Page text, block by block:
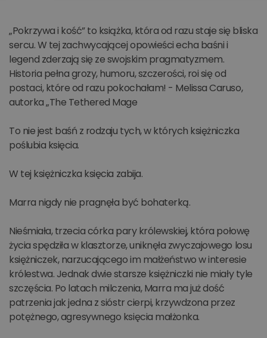
„Pokrzywa i kość” to książka, która od razu staje się bliska
sercu. W tej zachwycającej opowieści echa baśni i
legend zderzają się ze swojskim pragmatyzmem.
Historia pełna grozy, humoru, szczerości, roi się od
postaci, które od razu pokochałam! - Melissa Caruso,
autorka „The Tethered Mage
To nie jest baśń z rodzaju tych, w których księżniczka
poślubia księcia.
W tej księżniczka księcia zabija.
Marra nigdy nie pragnęła być bohaterką.
Nieśmiała, trzecia córka pary królewskiej, która połowę
życia spędziła w klasztorze, uniknęła zwyczajowego losu
księżniczek, narzucającego im małżeństwo w interesie
królestwa. Jednak dwie starsze księżniczki nie miały tyle
szczęścia. Po latach milczenia, Marra ma już dość
patrzenia jak jedna z sióstr cierpi, krzywdzona przez
potężnego, agresywnego księcia małżonka.